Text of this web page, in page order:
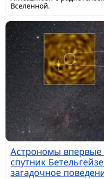
Вселенной.
Астрономы впервые
спутник
загадочное